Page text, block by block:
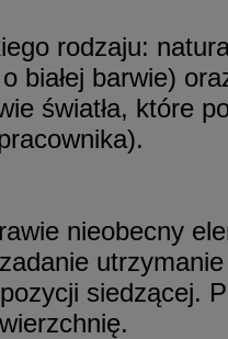
rodzaju:
białej barwie)
światła, które
nieobecny
siedzącej.